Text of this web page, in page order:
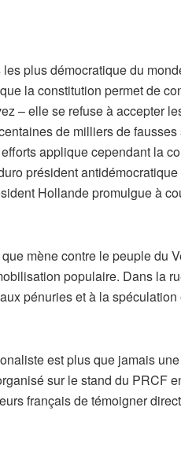
plus démocratique du
la constitution permet de
– elle se refuse à accepter
de milliers de
applique cependant la
président
Hollande promulgue à
mène contre le peuple du
populaire. Dans la
pénuries et à la
est plus que jamais
sur le stand du PRCF
français de témoigner